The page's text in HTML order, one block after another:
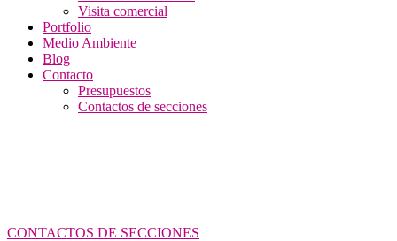
Visita comercial
Portfolio
Medio Ambiente
Blog
Contacto
Presupuestos
Contactos de secciones
CONTACTOS DE SECCIONES